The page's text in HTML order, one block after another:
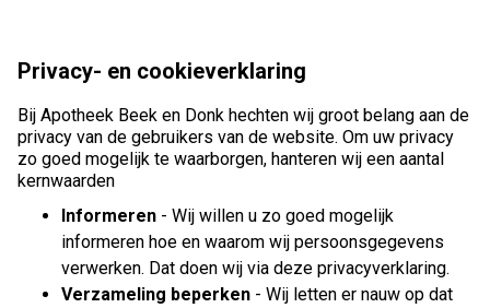
Privacy- en cookieverklaring
Bij Apotheek Beek en Donk hechten wij groot belang aan de
privacy van de gebruikers van de website. Om uw privacy
zo goed mogelijk te waarborgen, hanteren wij een aantal
kernwaarden
Informeren - Wij willen u zo goed mogelijk
informeren hoe en waarom wij persoonsgegevens
verwerken. Dat doen wij via deze privacyverklaring.
Verzameling beperken - Wij letten er nauw op dat